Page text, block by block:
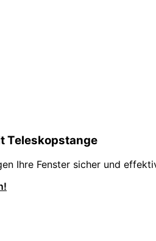
Teleskopstange
Ihre Fenster sicher und